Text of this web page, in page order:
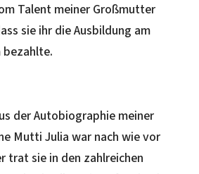
Talent meiner Großmutter
sie ihr die Ausbildung am
der Autobiographie meiner
Mutti Julia war nach wie vor
trat sie in den zahlreichen